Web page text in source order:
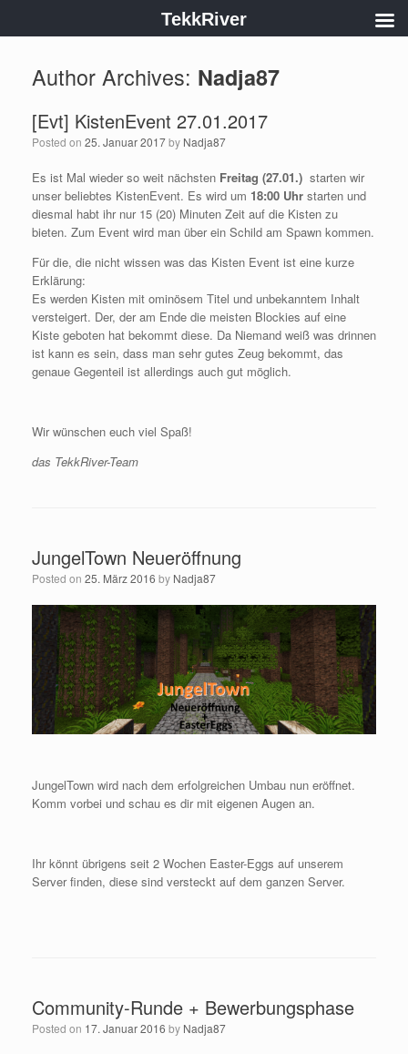
Author Archives: Nadja87
[Evt] KistenEvent 27.01.2017
Posted on 25. Januar 2017by Nadja87
Es ist Mal wieder so weit nächsten Freitag (27.01.) starten wir
unser beliebtes KistenEvent. Es wird um 18:00 Uhr starten und
diesmal habt ihr nur 15 (20) Minuten Zeit auf die Kisten zu
bieten. Zum Event wird man über ein Schild am Spawn kommen.
Für die, die nicht wissen was das Kisten Event ist eine kurze
Erklärung:
Es werden Kisten mit ominösem Titel und unbekanntem Inhalt
versteigert. Der, der am Ende die meisten Blockies auf eine
Kiste geboten hat bekommt diese. Da Niemand weiß was drinnen
ist kann es sein, dass man sehr gutes Zeug bekommt, das
genaue Gegenteil ist allerdings auch gut möglich.
Wir wünschen euch viel Spaß!
das TekkRiver-Team
JungelTown Neueröffnung
Posted on 25. März 2016 by Nadja87
JungelTown wird nach dem erfolgreichen Umbau nun eröffnet.
Komm vorbei und schau es dir mit eigenen Augen an.
Ihr könnt übrigens seit 2 Wochen Easter-Eggs auf unserem
Server finden, diese sind versteckt auf dem ganzen Server.
Community-Runde + Bewerbungsphase
Posted on 17. Januar 2016 by Nadja87
TekkRiver